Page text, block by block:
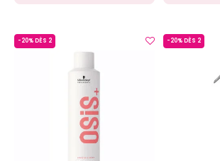
-20% DÈS 2 -20% DÈS 2